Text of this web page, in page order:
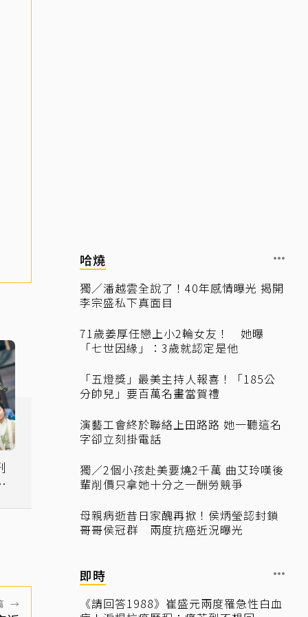
→
哈燒
獨／潘越雲全說了！40年感情曝光 揭開
李宗盛私下真面目
71歲姜厚任戀上小2輪女友！ 她曝
「七世因緣」：3歲就認定是他
「五燈獎」最美主持人報喜！「185公
分帥兒」要百萬名畫當賀禮
演藝工會終於聯絡上田路路 她一聽這名
字卻立刻掛電話
獨／2個小孩赴美要燒2千萬 曲艾玲嘆後
輩削價只拿她十分之一酬勞競爭
母親病逝昔日家醜再掀！侯炳瑩認封鎖
哥哥侯冠群 兩度抗癌近況曝光
即時
《請回答1988》崔盛元兩度罹急性白血